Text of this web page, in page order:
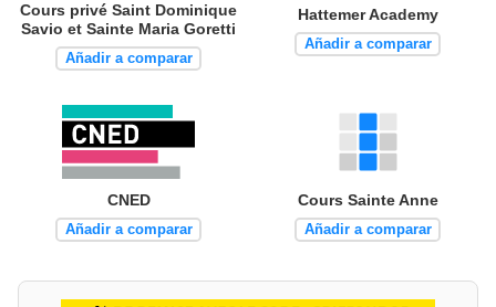
Cours privé Saint Dominique
Savio et Sainte Maria Goretti
Añadir a comparar
Hattemer Academy
Añadir a comparar
CNED
Añadir a comparar
Cours Sainte Anne
Añadir a comparar